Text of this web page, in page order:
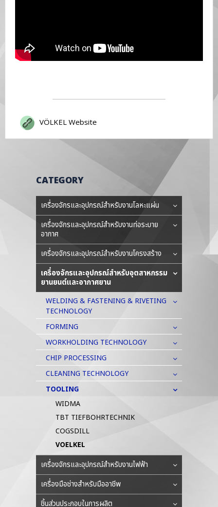
VÖLKEL Website
CATEGORY
เครื่องจักรและอุปกรณ์สำหรับงานโลหะแผ่น
เครื่องจักรและอุปกรณ์สำหรับงานท่อระบาย
อากาศ
เครื่องจักรและอุปกรณ์สำหรับงานโครงสร้าง
เครื่องจักรและอุปกรณ์สำหรับอุตสาหกรรม
ยานยนต์และอากาศยาน
WELDING & FASTENING & RIVETING
TECHNOLOGY
FORMING
WORKHOLDING TECHNOLOGY
CHIP PROCESSING
CLEANING TECHNOLOGY
TOOLING
WIDMA
TBT TIEFBOHRTECHNIK
COGSDILL
VOELKEL
เครื่องจักรและอุปกรณ์สำหรับงานไฟฟ้า
เครื่องมือช่างสำหรับมืออาชีพ
ชิ้นส่วนประกอบในการผลิต